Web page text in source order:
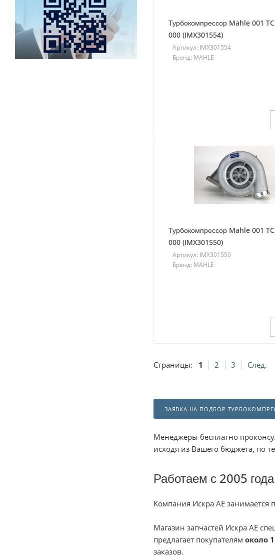
Турбокомпрессор Mahle 001
000 (IMX301554)
Артикул: IMX301554
Бренд: MAHLE
Турбокомпрессор Mahle 001
000 (IMX301550)
Артикул: IMX301550
Бренд: MAHLE
Страницы: 1 2 3 След.
ЗАЯВКА НА ПОДБОР
Менеджеры бесплатно
исходя из Вашего бюджета, по
Работаем с 2005 года
Компания Искра АЕ занимается
Магазин запчастей Искра АЕ
предлагает покупателям около
заказов.